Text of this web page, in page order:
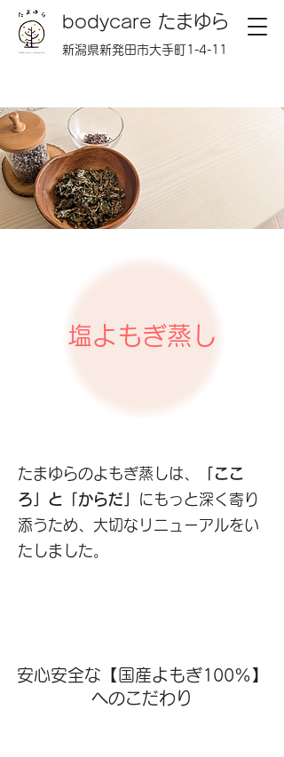
bodycare たまゆら
新潟県新発田市大手町1-4-11
塩よもぎ蒸し
たまゆらのよもぎ蒸しは、
「ここ
ろ」と「からだ」
にもっと深く寄り
添うため、大切なリニューアルをい
たしました。
安心安全な【国産よもぎ100%】
へのこだわり